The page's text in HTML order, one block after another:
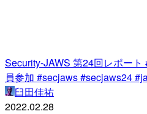
Security-JAWS 第24回レポー
員参加 #secjaws #secjaws24
臼田佳祐
2022.02.28